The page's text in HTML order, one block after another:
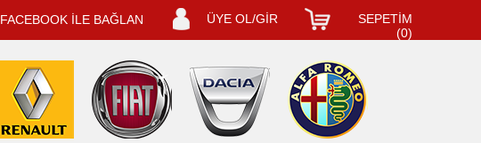
SEPETİM
(0)
ÜYE OL/GİR
FACEBOOK İLE BAĞLAN